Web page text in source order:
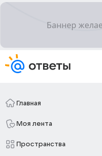
Главная
Моя лента
Пространства